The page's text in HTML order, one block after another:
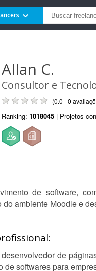
Allan C.
Consultor e
(0.0 - 0
Ranking: 1018045 | Projetos
de software,
ambiente Moodle e
de
softwares para